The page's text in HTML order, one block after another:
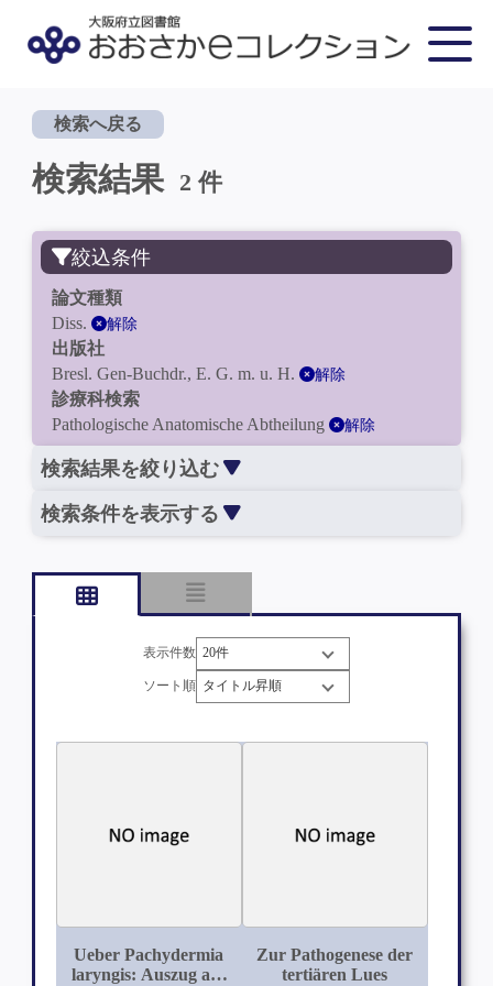
検索へ戻る
検索結果 2 件
絞込条件
論文種類
Diss.
解除
出版社
Bresl. Gen-Buchdr., E. G. m. u. H.
解除
診療科検索
Pathologische Anatomische Abtheilung
解除
検索結果を絞り込む
検索条件を表示する
表示件数
ソート順
Ueber Pachydermia
laryngis: Auszug aus
Zur Pathogenese der
tertiären Lues